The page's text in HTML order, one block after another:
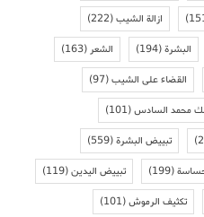
ازالة الشيب(222)
البشرة(194) الشعر(163)
القضاء على الشيب(97)
محمد السادس(101)
تبييض البشرة(559)
(199) تبييض اليدين(119)
تكثيف الرموش(101)